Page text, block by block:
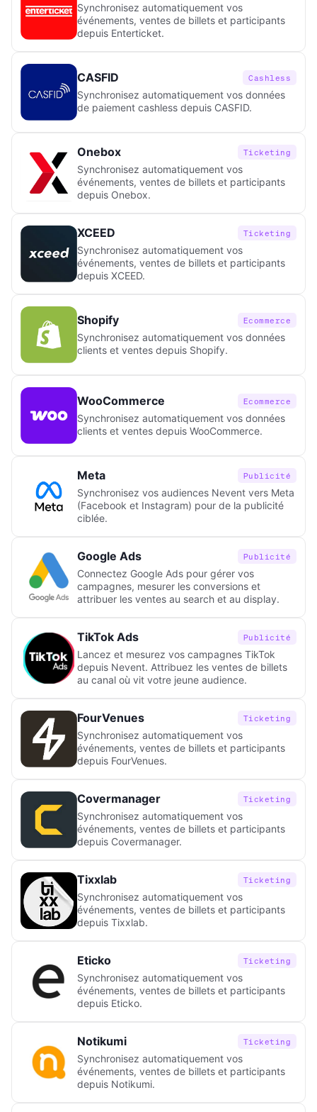
Synchronisez automatiquement vos
événements, ventes de billets et participants
depuis Enterticket.
CASFID Cashless
Synchronisez automatiquement vos données
de paiement cashless depuis CASFID.
Onebox Ticketing
Synchronisez automatiquement vos
événements, ventes de billets et participants
depuis Onebox.
XCEED Ticketing
Synchronisez automatiquement vos
événements, ventes de billets et participants
depuis XCEED.
Shopify Ecommerce
Synchronisez automatiquement vos données
clients et ventes depuis Shopify.
WooCommerce Ecommerce
Synchronisez automatiquement vos données
clients et ventes depuis WooCommerce.
Meta Publicité
Synchronisez vos audiences Nevent vers Meta
(Facebook et Instagram) pour de la publicité
ciblée.
Google Ads Publicité
Connectez Google Ads pour gérer vos
campagnes, mesurer les conversions et
attribuer les ventes au search et au display.
TikTok Ads Publicité
Lancez et mesurez vos campagnes TikTok
depuis Nevent. Attribuez les ventes de billets
au canal où vit votre jeune audience.
FourVenues Ticketing
Synchronisez automatiquement vos
événements, ventes de billets et participants
depuis FourVenues.
Covermanager Ticketing
Synchronisez automatiquement vos
événements, ventes de billets et participants
depuis Covermanager.
Tixxlab Ticketing
Synchronisez automatiquement vos
événements, ventes de billets et participants
depuis Tixxlab.
Eticko Ticketing
Synchronisez automatiquement vos
événements, ventes de billets et participants
depuis Eticko.
Notikumi Ticketing
Synchronisez automatiquement vos
événements, ventes de billets et participants
depuis Notikumi.